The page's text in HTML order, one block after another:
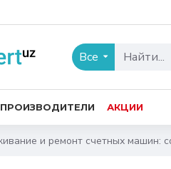
Все
ПРОИЗВОДИТЕЛИ АКЦИИ
и ремонт счетных машин: